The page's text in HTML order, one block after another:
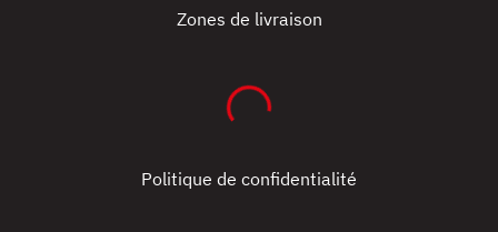
Zones de livraison
Politique de confidentialité